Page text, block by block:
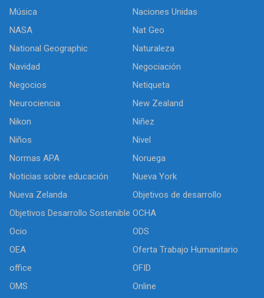
Música
Naciones Unidas
NASA
Nat Geo
National Geographic
Naturaleza
Navidad
Negociación
Negocios
Netiqueta
Neurociencia
New Zealand
Nikon
Niñez
Niños
Nivel
Normas APA
Noruega
Noticias sobre educación
Nueva York
Nueva Zelanda
Objetivos de desarrollo
Objetivos Desarrollo Sostenible OCHA
Ocio
ODS
OEA
Oferta Trabajo Humanitario
office
OFID
OMS
Online